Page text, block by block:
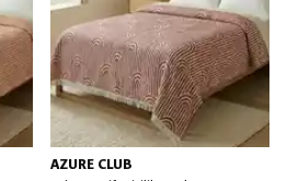
AZURE CLUB